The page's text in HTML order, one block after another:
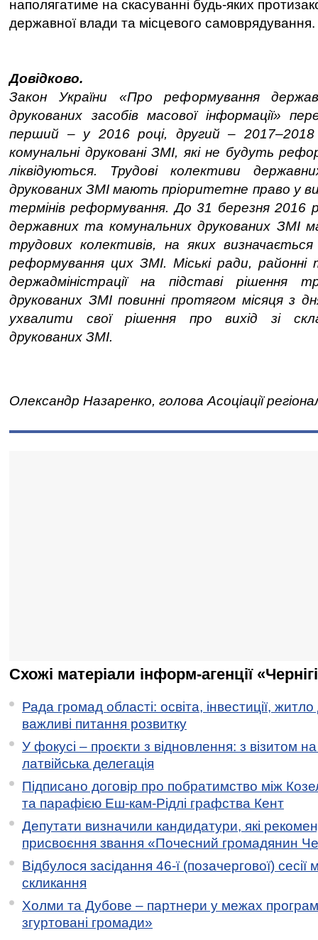
наполягатиме на скасуванні будь-яких
державної влади та місцевого самоврядування.
Довідково.
Закон України «Про реформування
друкованих засобів масової інформації»
перший – у 2016 році, другий –
комунальні друковані ЗМІ, які не будуть
ліквідуються. Трудові колективи
друкованих ЗМІ мають пріоритетне право у
термінів реформування. До 31 березня 2016
державних та комунальних друкованих ЗМІ
трудових колективів, на яких
реформування цих ЗМІ. Міські ради,
держадміністрації на підставі рішення
друкованих ЗМІ повинні протягом місяця з
ухвалити свої рішення про вихід зі
друкованих ЗМІ.
Олександр Назаренко, голова Асоціації
Схожі матеріали інформ-агенції
Рада громад області: освіта, інвестиції,
важливі питання розвитку
У фокусі – проєкти з відновлення: з візитом
латвійська делегація
Підписано договір про побратимство між
та парафією Еш-кам-Рідлі графства Кент
Депутати визначили кандидатури, які
присвоєння звання «Почесний громадянин
Відбулося засідання 46-ї (позачергової) сесії
скликання
Холми та Дубове – партнери у межах
згуртовані громади»